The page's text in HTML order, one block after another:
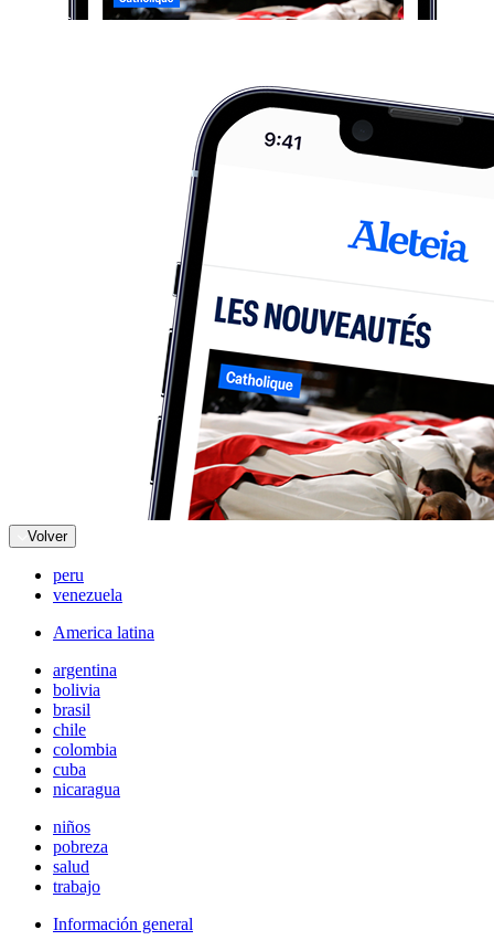
Volver
peru
venezuela
America latina
argentina
bolivia
brasil
chile
colombia
cuba
nicaragua
niños
pobreza
salud
trabajo
Información general